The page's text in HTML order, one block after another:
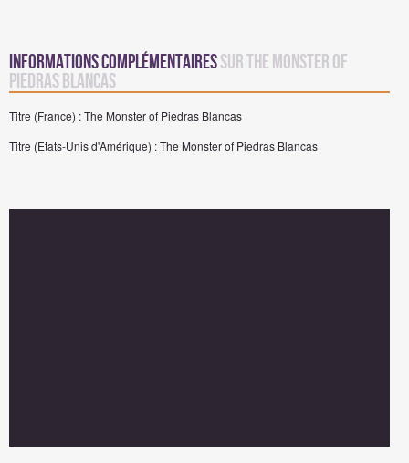
Informations complémentairessur The Monster of
Piedras Blancas
Titre (France) : The Monster of Piedras Blancas
Titre (Etats-Unis d'Amérique) : The Monster of Piedras Blancas